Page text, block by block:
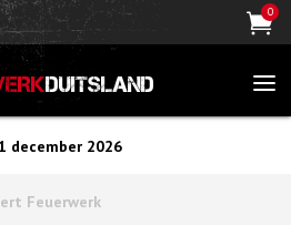
0
DUITSLAND
december 2026
Feuerwerk